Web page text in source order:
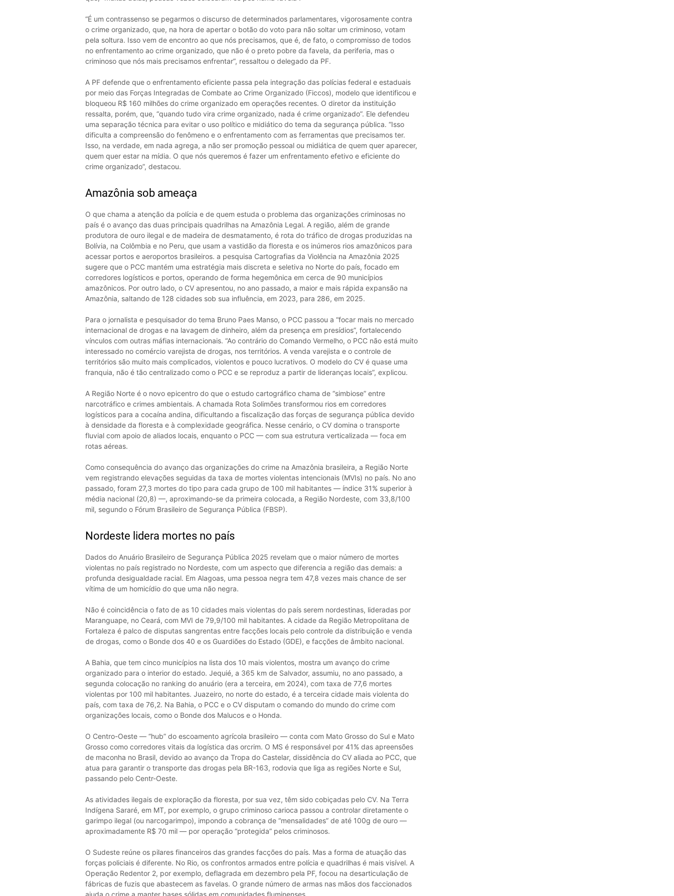
“É um contrassenso se pegarmos o discurso de determinados parlamentares, vigorosamente contra
o crime organizado, que, na hora de apertar o botão do voto para não soltar um criminoso, votam
pela soltura. Isso vem de encontro ao que nós precisamos, que é, de fato, o compromisso de todos
no enfrentamento ao crime organizado, que não é o preto pobre da favela, da periferia, mas o
criminoso que nós mais precisamos enfrentar”, ressaltou o delegado da PF.
A PF defende que o enfrentamento eficiente passa pela integração das polícias federal e estaduais
por meio das Forças Integradas de Combate ao Crime Organizado (Ficcos), modelo que identificou e
bloqueou R$ 160 milhões do crime organizado em operações recentes. O diretor da instituição
ressalta, porém, que, “quando tudo vira crime organizado, nada é crime organizado”. Ele defendeu
uma separação técnica para evitar o uso político e midiático do tema da segurança pública. “Isso
dificulta a compreensão do fenômeno e o enfrentamento com as ferramentas que precisamos ter.
Isso, na verdade, em nada agrega, a não ser promoção pessoal ou midiática de quem quer aparecer,
quem quer estar na mídia. O que nós queremos é fazer um enfrentamento efetivo e eficiente do
crime organizado”, destacou.
Amazônia sob ameaça
O que chama a atenção da polícia e de quem estuda o problema das organizações criminosas no
país é o avanço das duas principais quadrilhas na Amazônia Legal. A região, além de grande
produtora de ouro ilegal e de madeira de desmatamento, é rota do tráfico de drogas produzidas na
Bolívia, na Colômbia e no Peru, que usam a vastidão da floresta e os inúmeros rios amazônicos para
acessar portos e aeroportos brasileiros. a pesquisa Cartografias da Violência na Amazônia 2025
sugere que o PCC mantém uma estratégia mais discreta e seletiva no Norte do país, focado em
corredores logísticos e portos, operando de forma hegemônica em cerca de 90 municípios
amazônicos. Por outro lado, o CV apresentou, no ano passado, a maior e mais rápida expansão na
Amazônia, saltando de 128 cidades sob sua influência, em 2023, para 286, em 2025.
Para o jornalista e pesquisador do tema Bruno Paes Manso, o PCC passou a “focar mais no mercado
internacional de drogas e na lavagem de dinheiro, além da presença em presídios”, fortalecendo
vínculos com outras máfias internacionais. “Ao contrário do Comando Vermelho, o PCC não está muito
interessado no comércio varejista de drogas, nos territórios. A venda varejista e o controle de
territórios são muito mais complicados, violentos e pouco lucrativos. O modelo do CV é quase uma
franquia, não é tão centralizado como o PCC e se reproduz a partir de lideranças locais”, explicou.
A Região Norte é o novo epicentro do que o estudo cartográfico chama de “simbiose” entre
narcotráfico e crimes ambientais. A chamada Rota Solimões transformou rios em corredores
logísticos para a cocaína andina, dificultando a fiscalização das forças de segurança pública devido
à densidade da floresta e à complexidade geográfica. Nesse cenário, o CV domina o transporte
fluvial com apoio de aliados locais, enquanto o PCC — com sua estrutura verticalizada — foca em
rotas aéreas.
Como consequência do avanço das organizações do crime na Amazônia brasileira, a Região Norte
vem registrando elevações seguidas da taxa de mortes violentas intencionais (MVIs) no país. No ano
passado, foram 27,3 mortes do tipo para cada grupo de 100 mil habitantes — índice 31% superior à
média nacional (20,8) —, aproximando-se da primeira colocada, a Região Nordeste, com 33,8/100
mil, segundo o Fórum Brasileiro de Segurança Pública (FBSP).
Nordeste lidera mortes no país
Dados do Anuário Brasileiro de Segurança Pública 2025 revelam que o maior número de mortes
violentas no país registrado no Nordeste, com um aspecto que diferencia a região das demais: a
profunda desigualdade racial. Em Alagoas, uma pessoa negra tem 47,8 vezes mais chance de ser
vítima de um homicídio do que uma não negra.
Não é coincidência o fato de as 10 cidades mais violentas do país serem nordestinas, lideradas por
Maranguape, no Ceará, com MVI de 79,9/100 mil habitantes. A cidade da Região Metropolitana de
Fortaleza é palco de disputas sangrentas entre facções locais pelo controle da distribuição e venda
de drogas, como o Bonde dos 40 e os Guardiões do Estado (GDE), e facções de âmbito nacional.
A Bahia, que tem cinco municípios na lista dos 10 mais violentos, mostra um avanço do crime
organizado para o interior do estado. Jequié, a 365 km de Salvador, assumiu, no ano passado, a
segunda colocação no ranking do anuário (era a terceira, em 2024), com taxa de 77,6 mortes
violentas por 100 mil habitantes. Juazeiro, no norte do estado, é a terceira cidade mais violenta do
país, com taxa de 76,2. Na Bahia, o PCC e o CV disputam o comando do mundo do crime com
organizações locais, como o Bonde dos Malucos e o Honda.
O Centro-Oeste — “hub” do escoamento agrícola brasileiro — conta com Mato Grosso do Sul e Mato
Grosso como corredores vitais da logística das orcrim. O MS é responsável por 41% das apreensões
de maconha no Brasil, devido ao avanço da Tropa do Castelar, dissidência do CV aliada ao PCC, que
atua para garantir o transporte das drogas pela BR-163, rodovia que liga as regiões Norte e Sul,
passando pelo Centr-Oeste.
As atividades ilegais de exploração da floresta, por sua vez, têm sido cobiçadas pelo CV. Na Terra
Indígena Sararé, em MT, por exemplo, o grupo criminoso carioca passou a controlar diretamente o
garimpo ilegal (ou narcogarimpo), impondo a cobrança de “mensalidades” de até 100g de ouro —
aproximadamente R$ 70 mil — por operação “protegida” pelos criminosos.
O Sudeste reúne os pilares financeiros das grandes facções do país. Mas a forma de atuação das
forças policiais é diferente. No Rio, os confrontos armados entre polícia e quadrilhas é mais visível. A
Operação Redentor 2, por exemplo, deflagrada em dezembro pela PF, focou na desarticulação de
fábricas de fuzis que abastecem as favelas. O grande número de armas nas mãos dos faccionados